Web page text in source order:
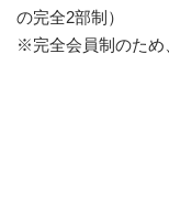
の完全2部制）
※完全会員制のため